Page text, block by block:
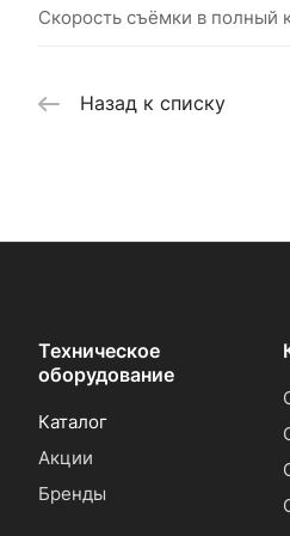
Скорость съёмки в полный
Назад к списку
Техническое
оборудование
Каталог
Акции
Бренды